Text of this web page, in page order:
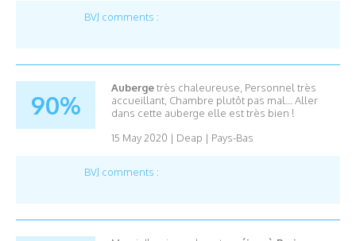
BVJ comments :
90%
Aubergetrès chaleureuse, Personnel très
accueillant, Chambre plutôt pas mal...Aller
dans cette auberge elle est très bien !
15 May 2020 | Deap | Pays-Bas
BVJ comments :